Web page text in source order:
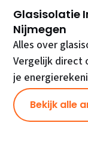
Glasisolatie
Nijmegen
Alles over
Vergelijk direct
je
Bekijk alle